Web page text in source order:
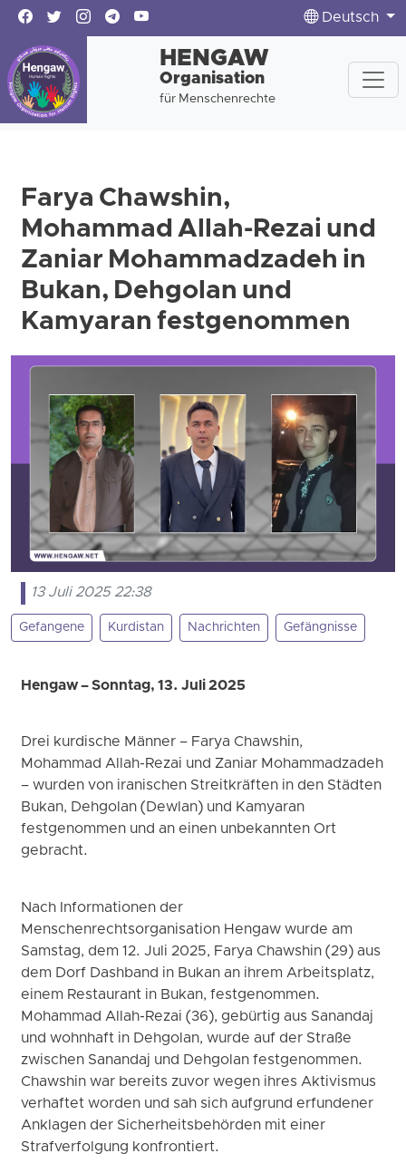
Deutsch
HENGAW
Organisation
für Menschenrechte
Farya Chawshin,
Mohammad Allah-Rezai und
Zaniar Mohammadzadeh in
Bukan, Dehgolan und
Kamyaran festgenommen
13 Juli 2025 22:38
Gefangene Kurdistan Nachrichten Gefängnisse
Hengaw – Sonntag, 13. Juli 2025
Drei kurdische Männer – Farya Chawshin,
Mohammad Allah-Rezai und Zaniar Mohammadzadeh
– wurden von iranischen Streitkräften in den Städten
Bukan, Dehgolan (Dewlan) und Kamyaran
festgenommen und an einen unbekannten Ort
gebracht.
Nach Informationen der
Menschenrechtsorganisation Hengaw wurde am
Samstag, dem 12. Juli 2025, Farya Chawshin (29) aus
dem Dorf Dashband in Bukan an ihrem Arbeitsplatz,
einem Restaurant in Bukan, festgenommen.
Mohammad Allah-Rezai (36), gebürtig aus Sanandaj
und wohnhaft in Dehgolan, wurde auf der Straße
zwischen Sanandaj und Dehgolan festgenommen.
Chawshin war bereits zuvor wegen ihres Aktivismus
verhaftet worden und sah sich aufgrund erfundener
Anklagen der Sicherheitsbehörden mit einer
Strafverfolgung konfrontiert.